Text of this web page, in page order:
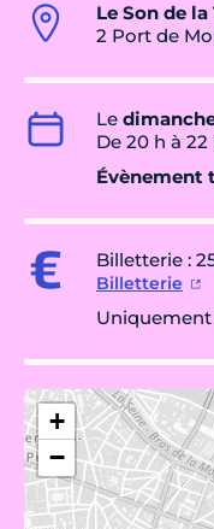
Le Son de la
2 Port de
Le
De 20 h à 22
Évènement
Billetterie :
Billetterie
+
−